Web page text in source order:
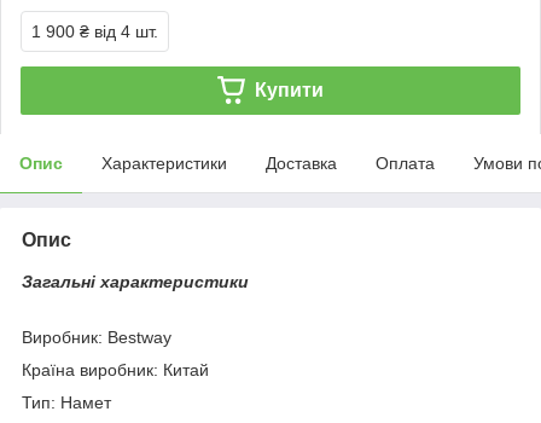
1 900 ₴ від 4 шт.
Купити
Опис Характеристики Доставка Оплата Умови
Опис
Загальні характеристики
Виробник: Bestway
Країна виробник: Китай
Тип: Намет